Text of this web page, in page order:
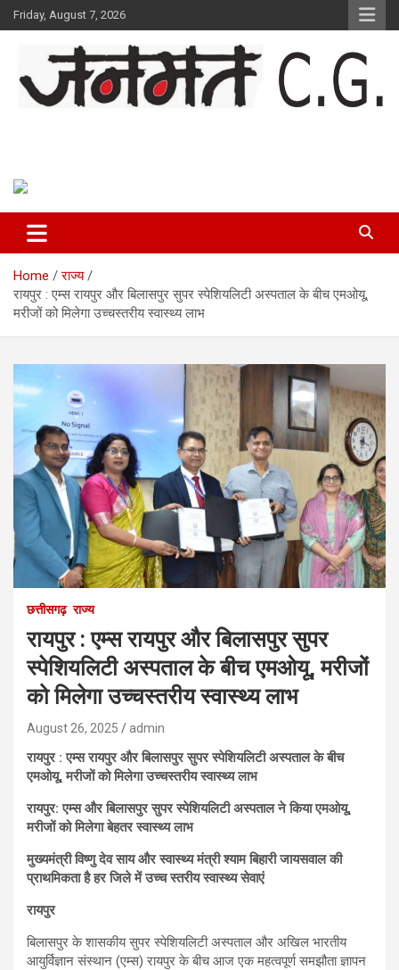
Skip
to
Friday, August 7, 2026
Home
राज्य
रायपुर : एम्स रायपुर और बिलासपुर सुपर स्पेशियलिटी अस्पताल के बीच एमओयू,
मरीजों को मिलेगा उच्चस्तरीय स्वास्थ्य लाभ
छत्तीसगढ़ राज्य
रायपुर : एम्स रायपुर और बिलासपुर सुपर
स्पेशियलिटी अस्पताल के बीच एमओयू, मरीजों
को मिलेगा उच्चस्तरीय स्वास्थ्य लाभ
August 26, 2025 admin
रायपुर : एम्स रायपुर और बिलासपुर सुपर स्पेशियलिटी अस्पताल के बीच
एमओयू, मरीजों को मिलेगा उच्चस्तरीय स्वास्थ्य लाभ
रायपुर: एम्स और बिलासपुर सुपर स्पेशियलिटी अस्पताल ने किया एमओयू,
मरीजों को मिलेगा बेहतर स्वास्थ्य लाभ
मुख्यमंत्री विष्णु देव साय और स्वास्थ्य मंत्री श्याम बिहारी जायसवाल की
प्राथमिकता है हर जिले में उच्च स्तरीय स्वास्थ्य सेवाएं
रायपुर
बिलासपुर के शासकीय सुपर स्पेशियलिटी अस्पताल और अखिल भारतीय
आयुर्विज्ञान संस्थान (एम्स) रायपुर के बीच आज एक महत्वपूर्ण समझौता ज्ञापन